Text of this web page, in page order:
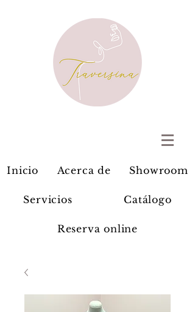
Inicio Acerca de Showroom
Servicios Catálogo
Reserva online